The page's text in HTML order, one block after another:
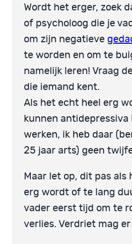
Wordt het erger, zoek
of psycholoog die je
om zijn negatieve
te worden en om te
namelijk leren! Vraag
die iemand kent.
Als het echt heel erg
kunnen antidepressiva
werken, ik heb daar
25 jaar arts) geen
Maar let op, dit pas als
erg wordt of te lang
vader eerst tijd om te
verlies. Verdriet mag er